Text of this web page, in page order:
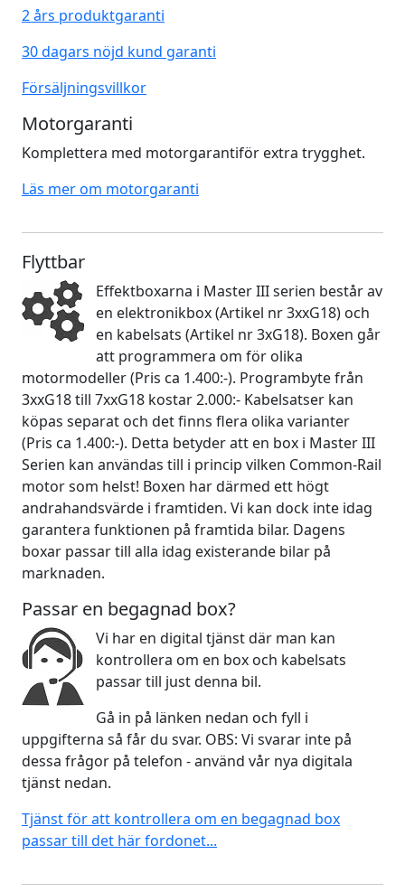
2 års produktgaranti
30 dagars nöjd kund garanti
Försäljningsvillkor
Motorgaranti
Komplettera med motorgarantiför extra trygghet.
Läs mer om motorgaranti
Flyttbar
Effektboxarna i Master III serien består av
en elektronikbox (Artikel nr 3xxG18) och
en kabelsats (Artikel nr 3xG18). Boxen går
att programmera om för olika
motormodeller (Pris ca 1.400:-). Programbyte från
3xxG18 till 7xxG18 kostar 2.000:- Kabelsatser kan
köpas separat och det finns flera olika varianter
(Pris ca 1.400:-). Detta betyder att en box i Master III
Serien kan användas till i princip vilken Common-Rail
motor som helst! Boxen har därmed ett högt
andrahandsvärde i framtiden. Vi kan dock inte idag
garantera funktionen på framtida bilar. Dagens
boxar passar till alla idag existerande bilar på
marknaden.
Passar en begagnad box?
Vi har en digital tjänst där man kan
kontrollera om en box och kabelsats
passar till just denna bil.
Gå in på länken nedan och fyll i
uppgifterna så får du svar. OBS: Vi svarar inte på
dessa frågor på telefon - använd vår nya digitala
tjänst nedan.
Tjänst för att kontrollera om en begagnad box
passar till det här fordonet...